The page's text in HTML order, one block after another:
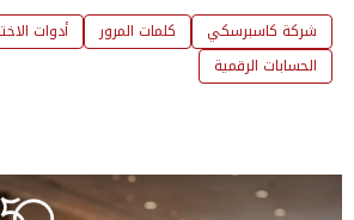
شركة كاسبرسكي كلمات المرور
أدوات
الحسابات الرقمية